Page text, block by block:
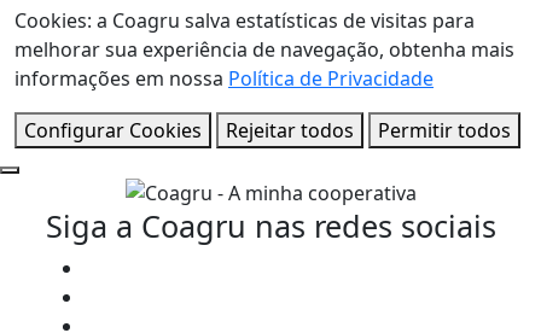
Cookies: a Coagru salva estatísticas de visitas para
melhorar sua experiência de navegação, obtenha mais
informações em nossa Política de Privacidade
Configurar Cookies
Rejeitar todos Permitir todos
Siga a Coagru nas redes sociais